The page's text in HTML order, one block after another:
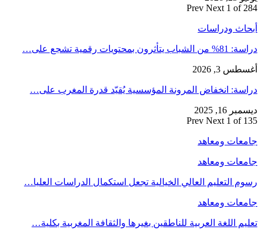
Prev Next 1 of 284
أبحاث ودراسات
دراسة: 81% من الشباب يتأثرون بمحتويات رقمية تشجع على…
أغسطس 3, 2026
دراسة: انخفاض المرونة المؤسسية يُقيّد قدرة المغرب على…
ديسمبر 16, 2025
Prev Next 1 of 135
جامعات ومعاهد
جامعات ومعاهد
رسوم التعليم العالي الخيالية تجعل استكمال الدراسات العليا…
جامعات ومعاهد
تعليم اللغة العربية للناطقين بغيرها والثقافة المغربية بكلية…